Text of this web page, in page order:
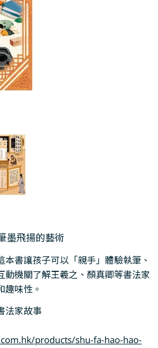
墨飛揚的藝術
書讓孩子可以「親手」體驗執筆、
動機關了解王羲之、顏真卿等書法家
趣味性。
法家故事
products/shu-fa-hao-hao-